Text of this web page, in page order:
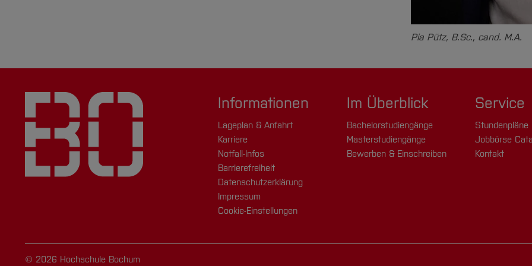
Pia Pütz, B.Sc., cand. M.A.
Informationen
Lageplan & Anfahrt
Karriere
Notfall-Infos
Barrierefreiheit
Datenschutzerklärung
Impressum
Cookie-Einstellungen
Im Überblick
Bachelorstudiengänge
Masterstudiengänge
Bewerben & Einschreiben
Service
Stundenpläne
Jobbörse
Kontakt
© 2026 Hochschule Bochum